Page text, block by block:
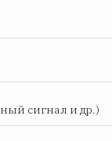
сигнал и др.)